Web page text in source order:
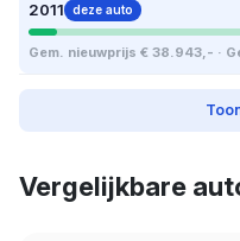
2011 deze auto
Gem. nieuwprijs € 38.943,- ·
Vergelijkbare